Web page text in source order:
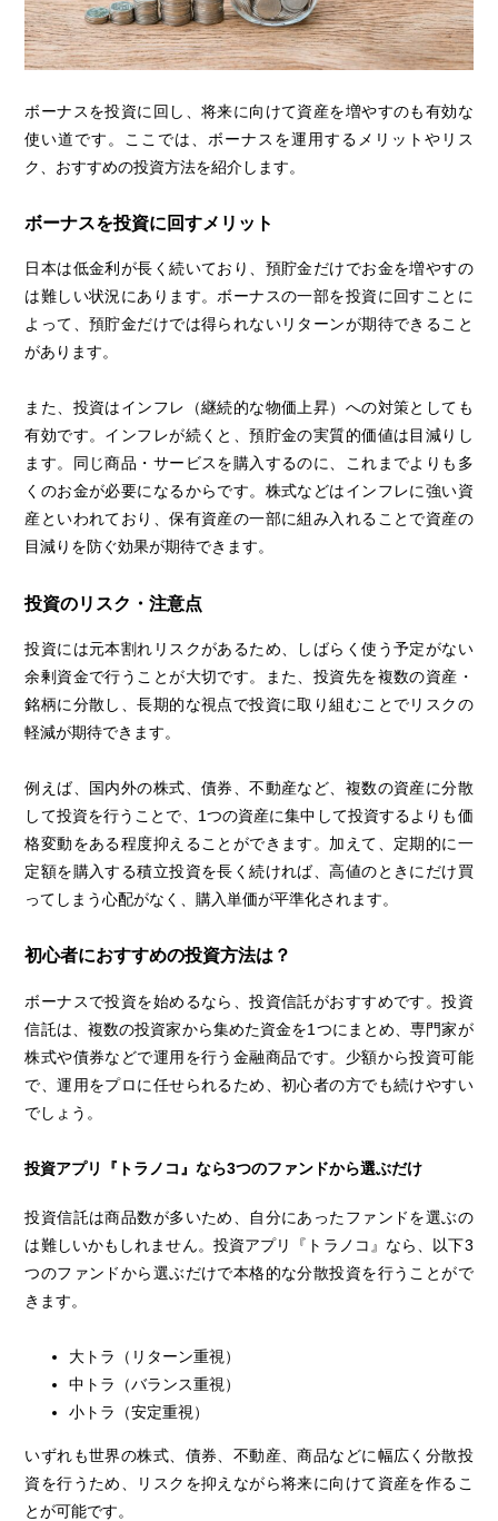
ボーナスを投資に回し、将来に向けて資産を増やすのも有効な
使い道です。ここでは、ボーナスを運用するメリットやリス
ク、おすすめの投資方法を紹介します。
ボーナスを投資に回すメリット
日本は低金利が長く続いており、預貯金だけでお金を増やすの
は難しい状況にあります。ボーナスの一部を投資に回すことに
よって、預貯金だけでは得られないリターンが期待できること
があります。
また、投資はインフレ（継続的な物価上昇）への対策としても
有効です。インフレが続くと、預貯金の実質的価値は目減りし
ます。同じ商品・サービスを購入するのに、これまでよりも多
くのお金が必要になるからです。株式などはインフレに強い資
産といわれており、保有資産の一部に組み入れることで資産の
目減りを防ぐ効果が期待できます。
投資のリスク・注意点
投資には元本割れリスクがあるため、しばらく使う予定がない
余剰資金で行うことが大切です。また、投資先を複数の資産・
銘柄に分散し、長期的な視点で投資に取り組むことでリスクの
軽減が期待できます。
例えば、国内外の株式、債券、不動産など、複数の資産に分散
して投資を行うことで、1つの資産に集中して投資するよりも価
格変動をある程度抑えることができます。加えて、定期的に一
定額を購入する積立投資を長く続ければ、高値のときにだけ買
ってしまう心配がなく、購入単価が平準化されます。
初心者におすすめの投資方法は？
ボーナスで投資を始めるなら、投資信託がおすすめです。投資
信託は、複数の投資家から集めた資金を1つにまとめ、専門家が
株式や債券などで運用を行う金融商品です。少額から投資可能
で、運用をプロに任せられるため、初心者の方でも続けやすい
でしょう。
投資アプリ『トラノコ』なら3つのファンドから選ぶだけ
投資信託は商品数が多いため、自分にあったファンドを選ぶの
は難しいかもしれません。投資アプリ『トラノコ』なら、以下3
つのファンドから選ぶだけで本格的な分散投資を行うことがで
きます。
大トラ（リターン重視）
中トラ（バランス重視）
小トラ（安定重視）
いずれも世界の株式、債券、不動産、商品などに幅広く分散投
資を行うため、リスクを抑えながら将来に向けて資産を作るこ
とが可能です。